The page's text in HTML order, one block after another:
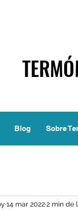
Blog Sobre
14 mar 20222 min de